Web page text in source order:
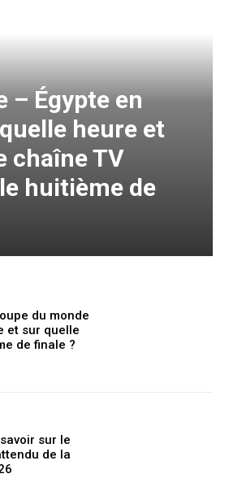
– Égypte en
heure et
chaîne TV
huitième de
du monde
et sur quelle
de finale ?
sur le
de la